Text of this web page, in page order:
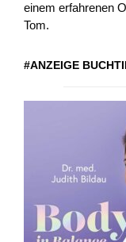
einem erfahrenen
Tom.
#ANZEIGE